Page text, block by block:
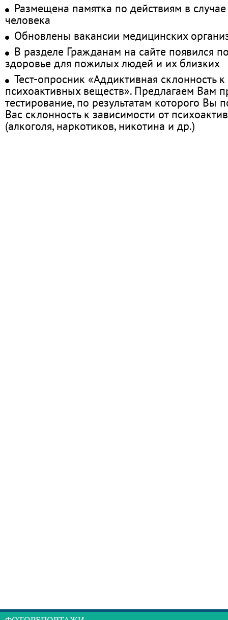
Размещена памятка по действиям в
человека
Обновлены вакансии медицинских
В разделе Гражданам на сайте появился
здоровье для пожилых людей и их близких
Тест-опросник «Аддиктивная склонность
психоактивных веществ». Предлагаем Вам
тестирование, по результатам которого Вы
Вас склонность к зависимости от
(алкоголя, наркотиков, никотина и др.)